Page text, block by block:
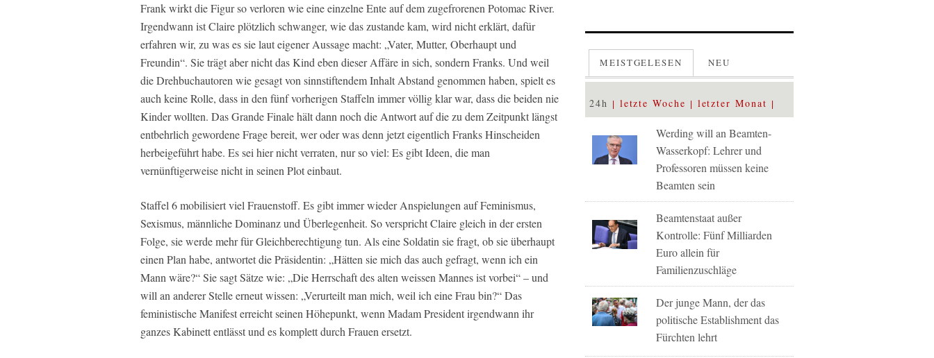
Frank wirkt die Figur so verloren wie eine einzelne Ente auf dem zugefrorenen Potomac River.
Irgendwann ist Claire plötzlich schwanger, wie das zustande kam, wird nicht erklärt, dafür
erfahren wir, zu was es sie laut eigener Aussage macht: „Vater, Mutter, Oberhaupt und
Freundin“. Sie trägt aber nicht das Kind eben dieser Affäre in sich, sondern Franks. Und weil
die Drehbuchautoren wie gesagt von sinnstiftendem Inhalt Abstand genommen haben, spielt es
auch keine Rolle, dass in den fünf vorherigen Staffeln immer völlig klar war, dass die beiden nie
Kinder wollten. Das Grande Finale hält dann noch die Antwort auf die zu dem Zeitpunkt längst
entbehrlich gewordene Frage bereit, wer oder was denn jetzt eigentlich Franks Hinscheiden
herbeigeführt habe. Es sei hier nicht verraten, nur so viel: Es gibt Ideen, die man
vernünftigerweise nicht in seinen Plot einbaut.
Staffel 6 mobilisiert viel Frauenstoff. Es gibt immer wieder Anspielungen auf Feminismus,
Sexismus, männliche Dominanz und Überlegenheit. So verspricht Claire gleich in der ersten
Folge, sie werde mehr für Gleichberechtigung tun. Als eine Soldatin sie fragt, ob sie überhaupt
einen Plan habe, antwortet die Präsidentin: „Hätten sie mich das auch gefragt, wenn ich ein
Mann wäre?“ Sie sagt Sätze wie: „Die Herrschaft des alten weissen Mannes ist vorbei“ – und
will an anderer Stelle erneut wissen: „Verurteilt man mich, weil ich eine Frau bin?“ Das
feministische Manifest erreicht seinen Höhepunkt, wenn Madam President irgendwann ihr
ganzes Kabinett entlässt und es komplett durch Frauen ersetzt.
MEISTGELESEN NEU
24h letzte Woche letzter Monat
Werding will an Beamten-
Wasserkopf: Lehrer und
Professoren müssen keine
Beamten sein
Beamtenstaat außer
Kontrolle: Fünf Milliarden
Euro allein für
Familienzuschläge
Der junge Mann, der das
politische Establishment das
Fürchten lehrt